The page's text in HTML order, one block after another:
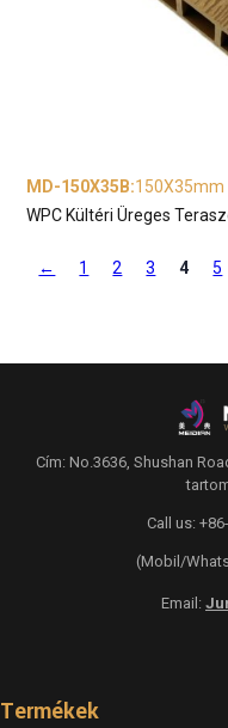
MD-150X35B:150X35mm
WPC Kültéri Üreges
← 1 2 3 4 5
Cím: No.3636, Shushan
Call us:
(Mobil/
Email:
Termékek